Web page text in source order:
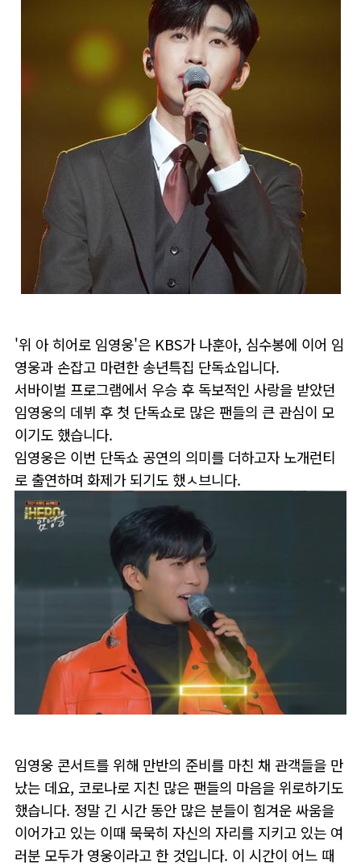
'위 아 히어로 임영웅'은 KBS가 나훈아, 심수봉에 이어 임
영웅과 손잡고 마련한 송년특집 단독쇼입니다.
서바이벌 프로그램에서 우승 후 독보적인 사랑을 받았던
임영웅의 데뷔 후 첫 단독쇼로 많은 팬들의 큰 관심이 모
이기도 했습니다.
임영웅은 이번 단독쇼 공연의 의미를 더하고자 노개런티
로 출연하며 화제가 되기도 했ㅅ브니다.
임영웅 콘서트를 위해 만반의 준비를 마친 채 관객들을 만
났는 데요, 코로나로 지친 많은 팬들의 마음을 위로하기도
했습니다. 정말 긴 시간 동안 많은 분들이 힘겨운 싸움을
이어가고 있는 이때 묵묵히 자신의 자리를 지키고 있는 여
러분 모두가 영웅이라고 한 것입니다. 이 시간이 어느 때